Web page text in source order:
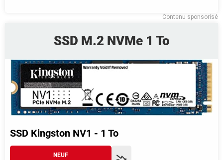
Contenu sponsorisé
SSD M.2 NVMe 1 To
SSD Kingston NV1 - 1 To
NEUF